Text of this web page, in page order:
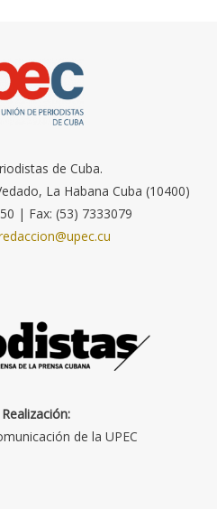
de Cuba.
La Habana Cuba (10400)
| Fax: (53) 7333079
de la UPEC